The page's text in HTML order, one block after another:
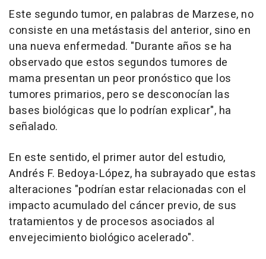
Este segundo tumor, en palabras de Marzese, no
consiste en una metástasis del anterior, sino en
una nueva enfermedad. "Durante años se ha
observado que estos segundos tumores de
mama presentan un peor pronóstico que los
tumores primarios, pero se desconocían las
bases biológicas que lo podrían explicar", ha
señalado.
En este sentido, el primer autor del estudio,
Andrés F. Bedoya-López, ha subrayado que estas
alteraciones "podrían estar relacionadas con el
impacto acumulado del cáncer previo, de sus
tratamientos y de procesos asociados al
envejecimiento biológico acelerado".